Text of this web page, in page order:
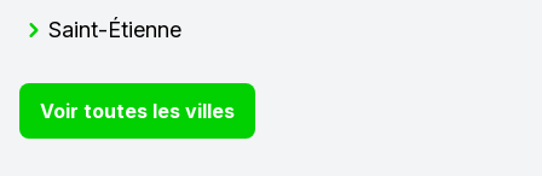
Saint-Étienne
Voir toutes les villes